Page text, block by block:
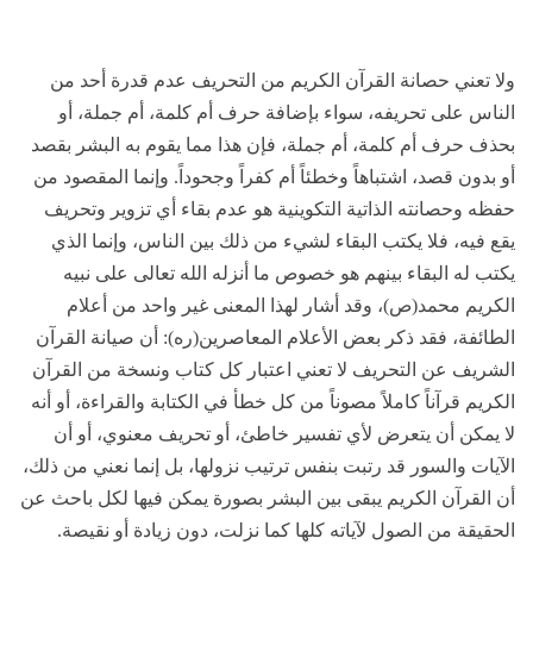
ولا تعني حصانة القرآن الكريم من التحريف عدم قدرة أحد من
الناس على تحريفه، سواء بإضافة حرف أم كلمة، أم جملة، أو
بحذف حرف أم كلمة، أم جملة، فإن هذا مما يقوم به البشر بقصد
أو بدون قصد، اشتباهاً وخطئاً أم كفراً وجحوداً. وإنما المقصود من
حفظه وحصانته الذاتية التكوينية هو عدم بقاء أي تزوير وتحريف
يقع فيه، فلا يكتب البقاء لشيء من ذلك بين الناس، وإنما الذي
يكتب له البقاء بينهم هو خصوص ما أنزله الله تعالى على نبيه
الكريم محمد(ص)، وقد أشار لهذا المعنى غير واحد من أعلام
الطائفة، فقد ذكر بعض الأعلام المعاصرين(ره): أن صيانة القرآن
الشريف عن التحريف لا تعني اعتبار كل كتاب ونسخة من القرآن
الكريم قرآناً كاملاً مصوناً من كل خطأ في الكتابة والقراءة، أو أنه
لا يمكن أن يتعرض لأي تفسير خاطئ، أو تحريف معنوي، أو أن
الآيات والسور قد رتبت بنفس ترتيب نزولها، بل إنما نعني من ذلك،
أن القرآن الكريم يبقى بين البشر بصورة يمكن فيها لكل باحث عن
الحقيقة من الصول لآياته كلها كما نزلت، دون زيادة أو نقيصة.